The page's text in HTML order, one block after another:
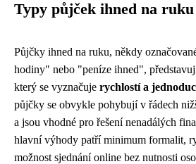
Typy půjček ihned na ruku
Půjčky ihned na ruku, někdy
hodiny" nebo "peníze ihned",
který se vyznačuje rychlostí a
půjčky se obvykle pohybují v řádech
a jsou vhodné pro řešení nenadálých
hlavní výhody patří minimum formalit,
možnost sjednání online bez nutnosti